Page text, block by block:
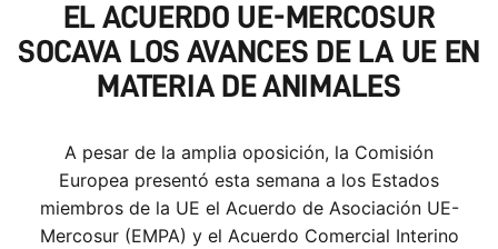
EL ACUERDO UE-MERCOSUR
SOCAVA LOS AVANCES DE LA UE EN
MATERIA DE ANIMALES
A pesar de la amplia oposición, la Comisión
Europea presentó esta semana a los Estados
miembros de la UE el Acuerdo de Asociación UE-
Mercosur (EMPA) y el Acuerdo Comercial Interino